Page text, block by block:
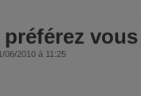
préférez vous
06/2010 à 11:25